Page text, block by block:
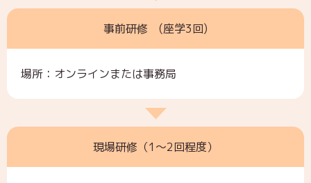
事前研修 (座学3回)
場所：オンラインまたは事務局
現場研修（1～2回程度）